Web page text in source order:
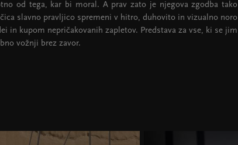
od tega, kar bi moral. A prav zato je njegova zgodba tako
slavno pravljico spremeni v hitro, duhovito in vizualno noro
in kupom nepričakovanih zapletov. Predstava za vse, ki se jim
vožnji brez zavor.